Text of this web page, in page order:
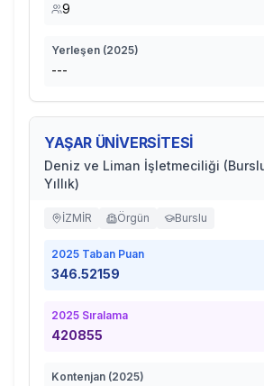
9
Yerleşen (2025)
---
YAŞAR ÜNİVERSİTESİ
Deniz ve Liman İşletmeciliği
Yıllık)
İZMİR Örgün Burslu
2025 Taban Puan
346.52159
2025 Sıralama
420855
Kontenjan (2025)